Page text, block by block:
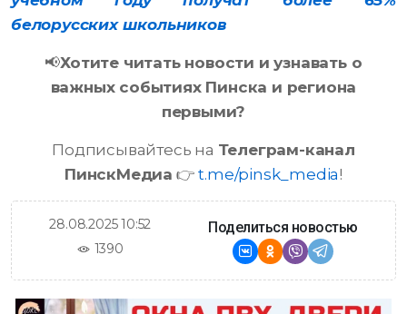
белорусских школьников
📢Хотите читать новости и узнавать о
важных событиях Пинска и региона
первыми?
Подписывайтесь на Телеграм-канал
ПинскМедиа 👉t.me/pinsk_media!
28.08.2025 10:52
1390
Поделиться новостью